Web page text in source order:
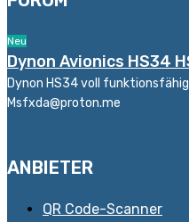
Neu
Dynon Avionics HS34
Dynon HS34 voll
Msfxda@proton.me
ANBIETER
QR Code-Scanner